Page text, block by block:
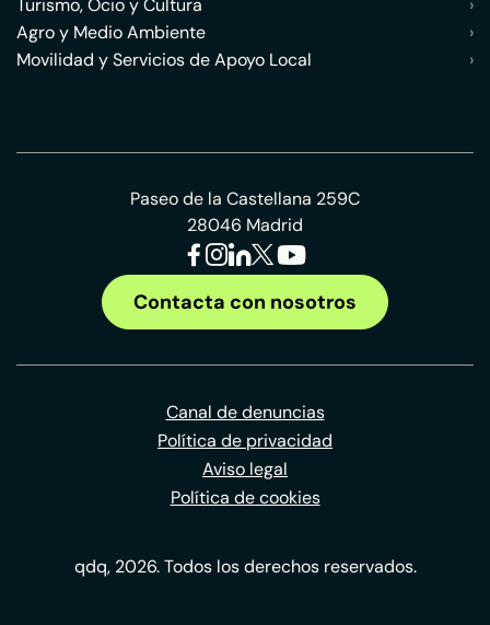
Turismo, Ocio y Cultura
›
Agro y Medio Ambiente
›
Movilidad y Servicios de Apoyo Local
›
Paseo de la Castellana 259C
28046 Madrid
Contacta con nosotros
Canal de denuncias
Política de privacidad
Aviso legal
Política de cookies
qdq, 2026. Todos los derechos reservados.